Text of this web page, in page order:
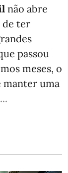
não abre
de ter
passou
meses, o
manter uma